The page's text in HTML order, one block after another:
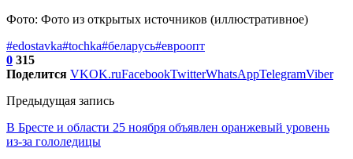
Фото: Фото из открытых источников (иллюстративное)
#edostavka#tochka#беларусь#евроопт
0 315
Поделится VKOK.ruFacebookTwitterWhatsAppTelegramViber
Предыдущая запись
В Бресте и области 25 ноября объявлен оранжевый уровень
из-за гололедицы